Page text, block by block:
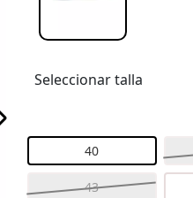
Seleccionar talla
40
43